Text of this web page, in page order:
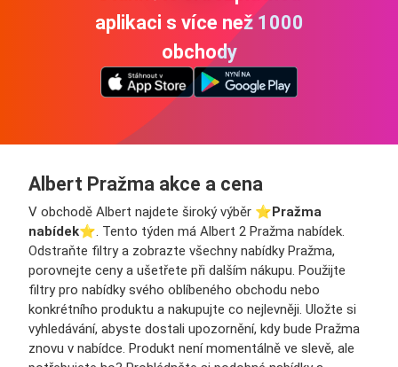
aplikaci s více než 1000
obchody
Albert Pražma akce a cena
V obchodě Albert najdete široký výběr ⭐️Pražma
nabídek⭐️. Tento týden má Albert 2 Pražma nabídek.
Odstraňte filtry a zobrazte všechny nabídky Pražma,
porovnejte ceny a ušetřete při dalším nákupu. Použijte
filtry pro nabídky svého oblíbeného obchodu nebo
konkrétního produktu a nakupujte co nejlevněji. Uložte si
vyhledávání, abyste dostali upozornění, kdy bude Pražma
znovu v nabídce. Produkt není momentálně ve slevě, ale